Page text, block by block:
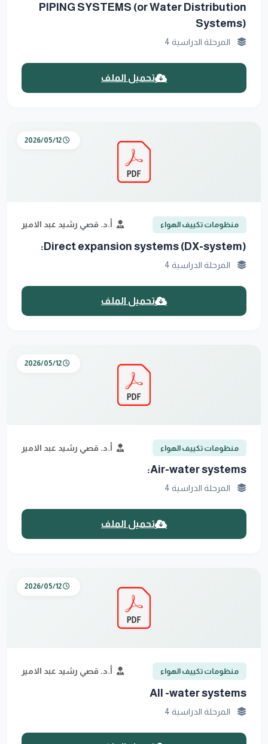
PIPING SYSTEMS (or Water Distribution
Systems)
المرحلة الدراسية 4
تحميل الملف
2026/05/12
منظومات تكييف الهواء أ.د. قصي رشيد عبد الامير
Direct expansion systems (DX-system):
المرحلة الدراسية 4
تحميل الملف
2026/05/12
منظومات تكييف الهواء أ.د. قصي رشيد عبد الامير
Air-water systems:
المرحلة الدراسية 4
تحميل الملف
2026/05/12
منظومات تكييف الهواء أ.د. قصي رشيد عبد الامير
All -water systems
المرحلة الدراسية 4